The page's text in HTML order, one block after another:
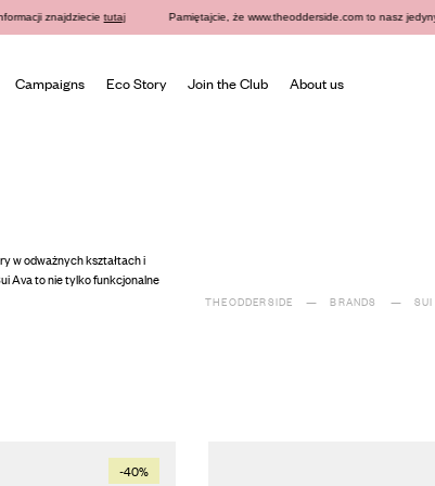
znajdziecietutaj Pamiętajcie, że www.theodderside.com to nasz jedyny
Campaigns Eco Story Join the Club About us
w odważnych kształtach i
Ava to nie tylko funkcjonalne
THEODDERSIDE BRANDS SUI
-40%